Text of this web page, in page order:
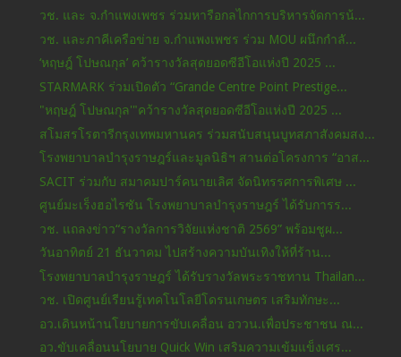
วช. และ จ.กำแพงเพชร ร่วมหารือกลไกการบริหารจัดการน้...
วช. และภาคีเครือข่าย จ.กำแพงเพชร ร่วม MOU ผนึกกำลั...
‘หฤษฎ์ โปษณกุล’ คว้ารางวัลสุดยอดซีอีโอแห่งปี 2025 ...
STARMARK ร่วมเปิดตัว “Grande Centre Point Prestige...
"หฤษฎ์ โปษณกุล'"คว้ารางวัลสุดยอดซีอีโอแห่งปี 2025 ...
สโมสรโรตารีกรุงเทพมหานคร ร่วมสนับสนุนบูทสภาสังคมสง...
โรงพยาบาลบำรุงราษฎร์และมูลนิธิฯ สานต่อโครงการ “อาส...
SACIT ร่วมกับ สมาคมปาร์คนายเลิศ จัดนิทรรศการพิเศษ ...
ศูนย์มะเร็งฮอไรซัน โรงพยาบาลบำรุงราษฎร์ ได้รับการร...
วช. แถลงข่าว“รางวัลการวิจัยแห่งชาติ 2569” พร้อมชูผ...
วันอาทิตย์ 21 ธันวาคม ไปสร้างความบันเทิงให้ที่ร้าน...
โรงพยาบาลบำรุงราษฎร์ ได้รับรางวัลพระราชทาน Thailan...
วช. เปิดศูนย์เรียนรู้เทคโนโลยีโดรนเกษตร เสริมทักษะ...
อว.เดินหน้านโยบายการขับเคลื่อน อววน.เพื่อประชาชน ณ...
อว.ขับเคลื่อนนโยบาย Quick Win เสริมความเข้มแข็งเศร...